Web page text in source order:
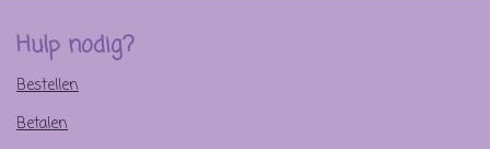
Hulp nodig?
Bestellen
Betalen